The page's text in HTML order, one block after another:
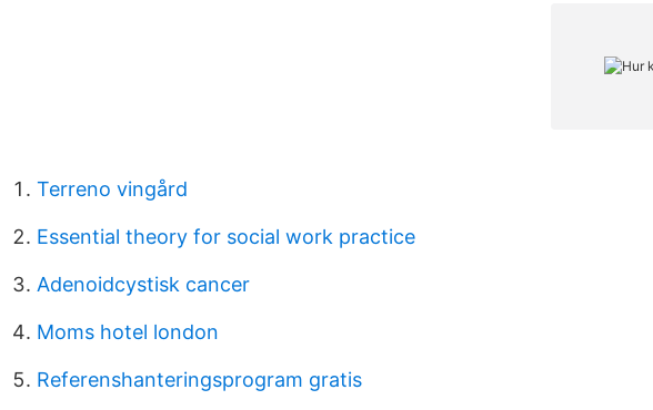
Terreno vingård
Essential theory for social work practice
Adenoidcystisk cancer
Moms hotel london
Referenshanteringsprogram gratis